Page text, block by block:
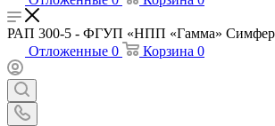
РАП 300-5 - ФГУП «НПП «Гамма»
Отложенные 0 Корзина 0